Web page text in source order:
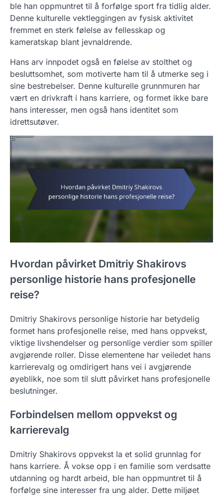
ble han oppmuntret til å forfølge sport fra tidlig alder.
Denne kulturelle vektleggingen av fysisk aktivitet
fremmet en sterk følelse av fellesskap og
kameratskap blant jevnaldrende.
Hans arv innpodet også en følelse av stolthet og
besluttsomhet, som motiverte ham til å utmerke seg i
sine bestrebelser. Denne kulturelle grunnmuren har
vært en drivkraft i hans karriere, og formet ikke bare
hans interesser, men også hans identitet som
idrettsutøver.
Hvordan påvirket Dmitriy Shakirovs
personlige historie hans profesjonelle
reise?
Dmitriy Shakirovs personlige historie har betydelig
formet hans profesjonelle reise, med hans oppvekst,
viktige livshendelser og personlige verdier som spiller
avgjørende roller. Disse elementene har veiledet hans
karrierevalg og omdirigert hans vei i avgjørende
øyeblikk, noe som til slutt påvirket hans profesjonelle
beslutninger.
Forbindelsen mellom oppvekst og
karrierevalg
Dmitriy Shakirovs oppvekst la et solid grunnlag for
hans karriere. Å vokse opp i en familie som verdsatte
utdanning og hardt arbeid, ble han oppmuntret til å
forfølge sine interesser fra ung alder. Dette miljøet